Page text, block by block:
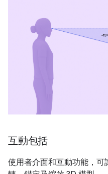
互動包括
使用者介面和互動功能，